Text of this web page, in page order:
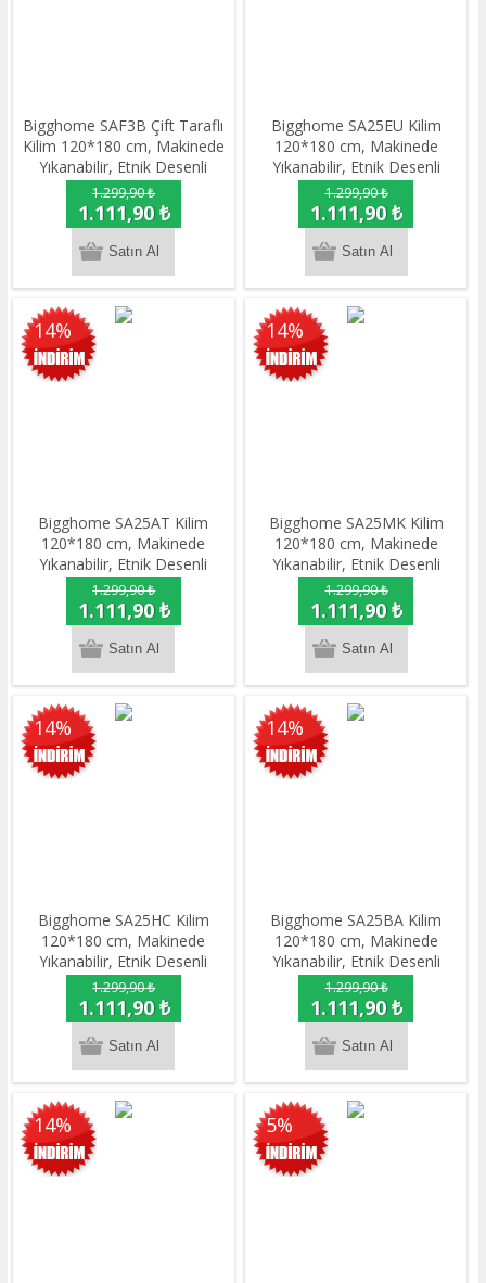
Bigghome SAF3B Çift Taraflı
Kilim 120*180 cm, Makinede
Yıkanabilir, Etnik Desenli
1.299,90 ₺
1.111,90 ₺
Bigghome SA25EU Kilim
120*180 cm, Makinede
Yıkanabilir, Etnik Desenli
1.299,90 ₺
1.111,90 ₺
14%
Bigghome SA25AT Kilim
120*180 cm, Makinede
Yıkanabilir, Etnik Desenli
1.299,90 ₺
1.111,90 ₺
14%
Bigghome SA25MK Kilim
120*180 cm, Makinede
Yıkanabilir, Etnik Desenli
1.299,90 ₺
1.111,90 ₺
14%
Bigghome SA25HC Kilim
120*180 cm, Makinede
Yıkanabilir, Etnik Desenli
1.299,90 ₺
1.111,90 ₺
14%
Bigghome SA25BA Kilim
120*180 cm, Makinede
Yıkanabilir, Etnik Desenli
1.299,90 ₺
1.111,90 ₺
14% 5%